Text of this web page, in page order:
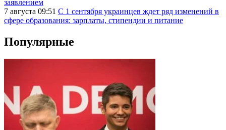
заявлением
7 августа 09:51 С 1 сентября украинцев ждет ряд изменений в
сфере образования: зарплаты, стипендии и питание
Популярные